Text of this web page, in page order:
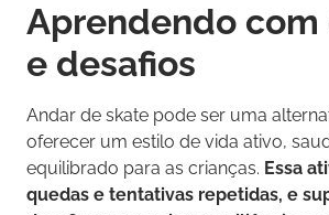
Aprendendo com
e desafios
Andar de skate pode ser uma
oferecer um estilo de vida ativo,
equilibrado para as crianças. Essa
quedas e tentativas repetidas, e